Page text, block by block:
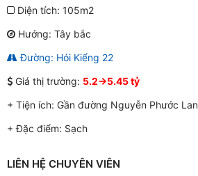
Diện tích: 105m2
Hướng: Tây bắc
Đường: Hói Kiểng 22
Giá thị trường: 5.2->5.45 tỷ
+ Tiện ích: Gần đường Nguyễn Phước Lan
+ Đặc điểm: Sạch
LIÊN HỆ CHUYÊN VIÊN